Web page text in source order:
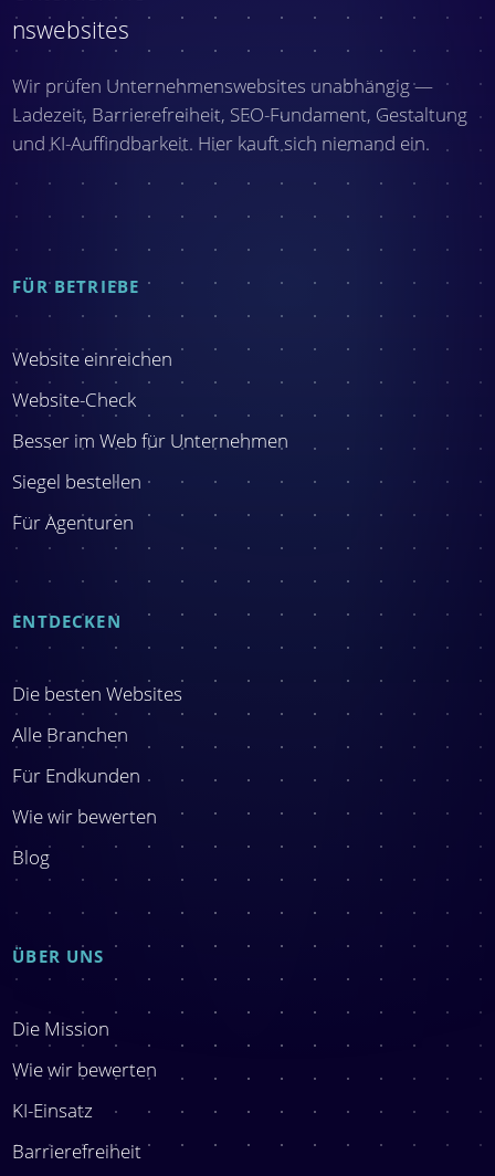
Wir prüfen Unternehmenswebsites unabhängig —
Ladezeit, Barrierefreiheit, SEO-Fundament, Gestaltung
und KI-Auffindbarkeit. Hier kauft sich niemand ein.
FÜR BETRIEBE
Website einreichen
Website-Check
Besser im Web für Unternehmen
Siegel bestellen
Für Agenturen
ENTDECKEN
Die besten Websites
Alle Branchen
Für Endkunden
Wie wir bewerten
Blog
ÜBER UNS
Die Mission
Wie wir bewerten
KI-Einsatz
Barrierefreiheit